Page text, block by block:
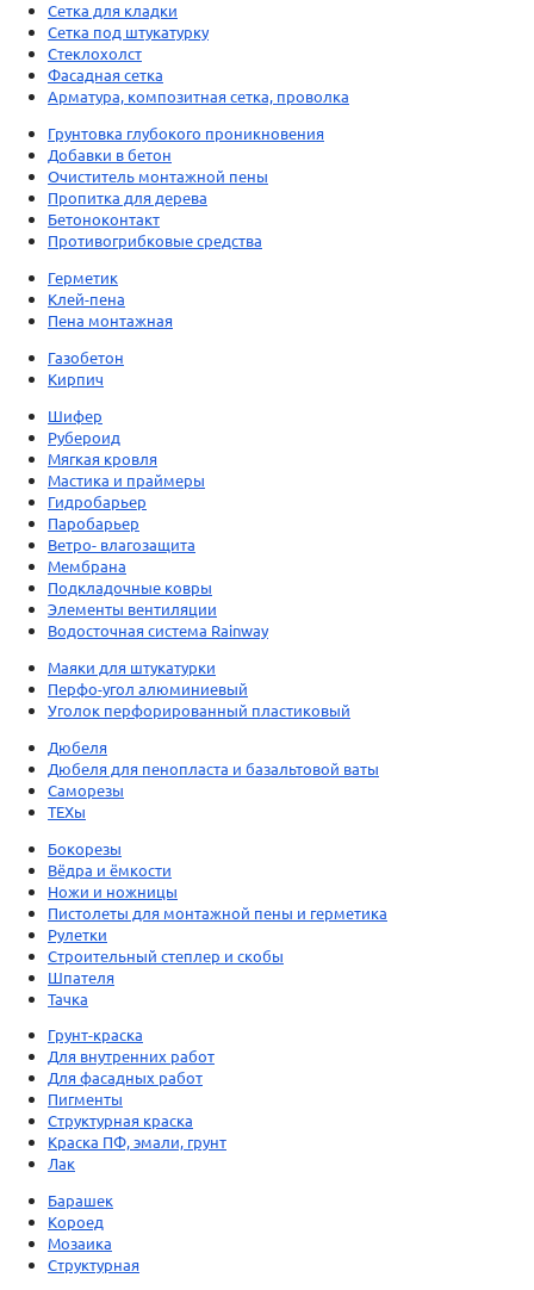
Сетка для кладки
Сетка под штукатурку
Стеклохолст
Фасадная сетка
Арматура, композитная сетка, проволка
Грунтовка глубокого проникновения
Добавки в бетон
Очиститель монтажной пены
Пропитка для дерева
Бетоноконтакт
Противогрибковые средства
Герметик
Клей-пена
Пена монтажная
Газобетон
Кирпич
Шифер
Рубероид
Мягкая кровля
Мастика и праймеры
Гидробарьер
Паробарьер
Ветро- влагозащита
Мембрана
Подкладочные ковры
Элементы вентиляции
Водосточная система Rainway
Маяки для штукатурки
Перфо-угол алюминиевый
Уголок перфорированный пластиковый
Дюбеля
Дюбеля для пенопласта и базальтовой ваты
Саморезы
ТЕХы
Бокорезы
Вёдра и ёмкости
Ножи и ножницы
Пистолеты для монтажной пены и герметика
Рулетки
Строительный степлер и скобы
Шпателя
Тачка
Грунт-краска
Для внутренних работ
Для фасадных работ
Пигменты
Структурная краска
Краска ПФ, эмали, грунт
Лак
Барашек
Короед
Мозаика
Структурная